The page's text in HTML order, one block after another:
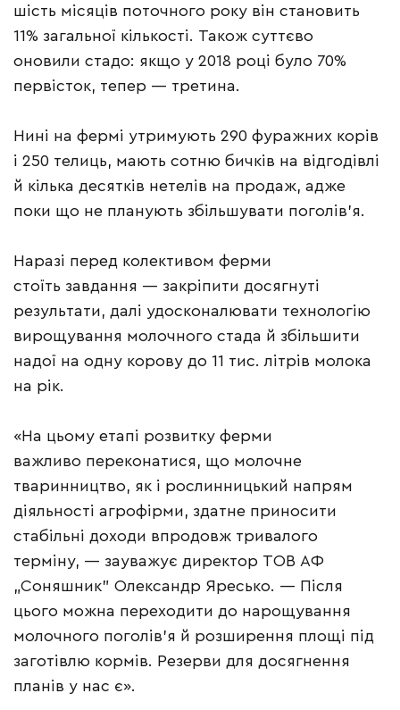
шість місяців поточного року він становить
11% загальної кількості. Також суттєво
оновили стадо: якщо у 2018 році було 70%
первісток, тепер — третина.
Нині на фермі утримують 290 фуражних корів
і 250 телиць, мають сотню бичків на відгодівлі
й кілька десятків нетелів на продаж, адже
поки що не планують збільшувати поголів’я.
Наразі перед колективом ферми
стоїть завдання — закріпити досягнуті
результати, далі удосконалювати технологію
вирощування молочного стада й збільшити
надої на одну корову до 11 тис. літрів молока
на рік.
«На цьому етапі розвитку ферми
важливо переконатися, що молочне
тваринництво, як і рослинницький напрям
діяльності агрофірми, здатне приносити
стабільні доходи впродовж тривалого
терміну, — зауважує директор ТОВ АФ
„Соняшник” Олександр Яресько. — Після
цього можна переходити до нарощування
молочного поголів’я й розширення площі під
заготівлю кормів. Резерви для досягнення
планів у нас є».